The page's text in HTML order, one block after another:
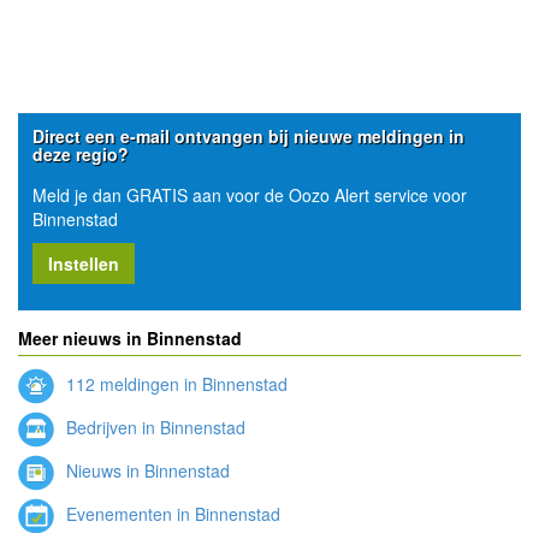
Direct een e-mail ontvangen bij nieuwe meldingen in
deze regio?
Meld je dan GRATIS aan voor de Oozo Alert service voor
Binnenstad
Meer nieuws in Binnenstad